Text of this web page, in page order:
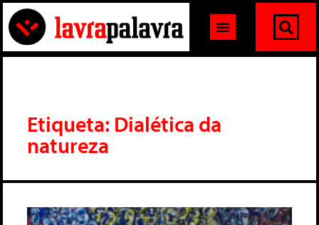
Etiqueta: Dialética da
natureza